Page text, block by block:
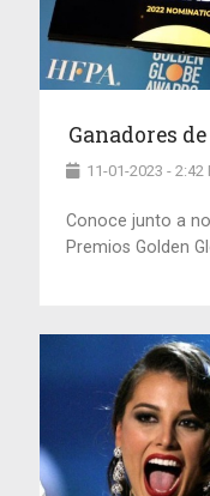
Ganadores
11-01-2023 - 2:42
Conoce junto a
Premios Golden